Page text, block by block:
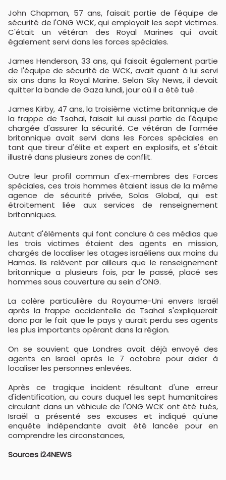
John Chapman, 57 ans, faisait partie de l'équipe de
sécurité de l'ONG WCK, qui employait les sept victimes.
C'était un vétéran des Royal Marines qui avait
également servi dans les forces spéciales.
James Henderson, 33 ans, qui faisait également partie
de l'équipe de sécurité de WCK, avait quant à lui servi
six ans dans la Royal Marine. Selon Sky News, il devait
quitter la bande de Gaza lundi, jour où il a été tué .
James Kirby, 47 ans, la troisième victime britannique de
la frappe de Tsahal, faisait lui aussi partie de l'équipe
chargée d'assurer la sécurité. Ce vétéran de l'armée
britannique avait servi dans les Forces spéciales en
tant que tireur d'élite et expert en explosifs, et s'était
illustré dans plusieurs zones de conflit.
Outre leur profil commun d'ex-membres des Forces
spéciales, ces trois hommes étaient issus de la même
agence de sécurité privée, Solas Global, qui est
étroitement liée aux services de renseignement
britanniques.
Autant d'éléments qui font conclure à ces médias que
les trois victimes étaient des agents en mission,
chargés de localiser les otages israéliens aux mains du
Hamas. Ils relèvent par ailleurs que le renseignement
britannique a plusieurs fois, par le passé, placé ses
hommes sous couverture au sein d'ONG.
La colère particulière du Royaume-Uni envers Israël
après la frappe accidentelle de Tsahal s'expliquerait
donc par le fait que le pays y aurait perdu ses agents
les plus importants opérant dans la région.
On se souvient que Londres avait déjà envoyé des
agents en Israël après le 7 octobre pour aider à
localiser les personnes enlevées.
Après ce tragique incident résultant d'une erreur
d'identification, au cours duquel les sept humanitaires
circulant dans un véhicule de l'ONG WCK ont été tués,
Israël a présenté ses excuses et indiqué qu'une
enquête indépendante avait été lancée pour en
comprendre les circonstances,
Sources i24NEWS